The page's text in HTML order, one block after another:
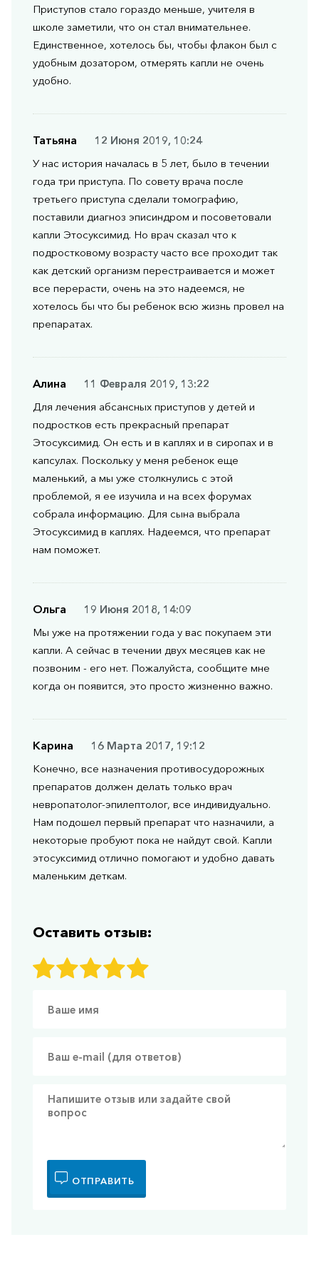
Приступов стало гораздо меньше, учителя в
школе заметили, что он стал внимательнее.
Единственное, хотелось бы, чтобы флакон был с
удобным дозатором, отмерять капли не очень
удобно.
Татьяна
12 Июня 2019, 10:24
У нас история началась в 5 лет, было в течении
года три приступа. По совету врача после
третьего приступа сделали томографию,
поставили диагноз эписиндром и посоветовали
капли Этосуксимид. Но врач сказал что к
подростковому возрасту часто все проходит так
как детский организм перестраивается и может
все перерасти, очень на это надеемся, не
хотелось бы что бы ребенок всю жизнь провел на
препаратах.
Алина
11 Февраля 2019, 13:22
Для лечения абсансных приступов у детей и
подростков есть прекрасный препарат
Этосуксимид. Он есть и в каплях и в сиропах и в
капсулах. Поскольку у меня ребенок еще
маленький, а мы уже столкнулись с этой
проблемой, я ее изучила и на всех форумах
собрала информацию. Для сына выбрала
Этосуксимид в каплях. Надеемся, что препарат
нам поможет.
Ольга
19 Июня 2018, 14:09
Мы уже на протяжении года у вас покупаем эти
капли. А сейчас в течении двух месяцев как не
позвоним - его нет. Пожалуйста, сообщите мне
когда он появится, это просто жизненно важно.
Карина
16 Марта 2017, 19:12
Конечно, все назначения противосудорожных
препаратов должен делать только врач
невропатолог-эпилептолог, все индивидуально.
Нам подошел первый препарат что назначили, а
некоторые пробуют пока не найдут свой. Капли
этосуксимид отлично помогают и удобно давать
маленьким деткам.
Оставить отзыв:
ОТПРАВИТЬ